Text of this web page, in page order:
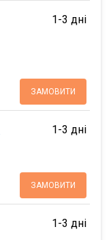
1-3 дні
ЗАМОВИТИ
1-3 дні
ЗАМОВИТИ
1-3 дні